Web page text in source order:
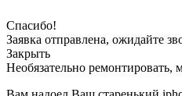
Спасибо!
Заявка отправлена, ожидайте
Закрыть
Необязательно